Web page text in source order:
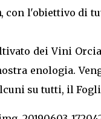
, con l'obiettivo di
dei Vini
enologia.
su tutti, il